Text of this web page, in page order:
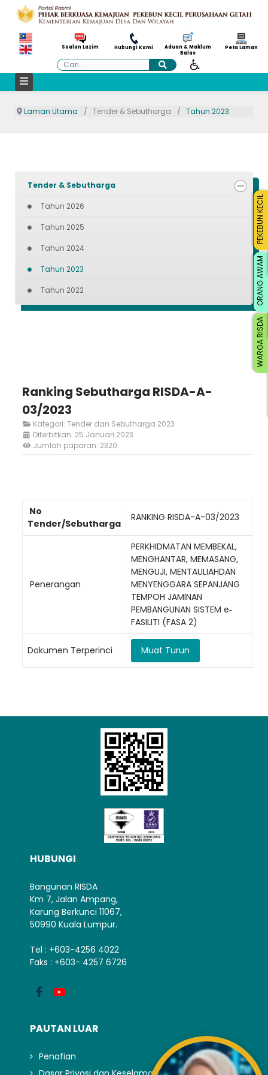
Soalan Lazim Hubungi Kami
Aduan & Maklum
Balas
Peta Laman
Cari
Laman Utama Tender & Sebutharga Tahun 2023
Tender & Sebutharga
Tahun 2026
Tahun 2025
Tahun 2024
Tahun 2023
Tahun 2022
Ranking Sebutharga RISDA-A-
03/2023
Kategori: Tender dan Sebutharga 2023
Diterbitkan: 25 Januari 2023
Jumlah paparan: 2320
No
Tender/Sebutharga
RANKING RISDA-A-03/2023
Penerangan
PERKHIDMATAN MEMBEKAL,
MENGHANTAR, MEMASANG,
MENGUJI, MENTAULIAHDAN
MENYENGGARA SEPANJANG
TEMPOH JAMINAN
PEMBANGUNAN SISTEM e‐
FASILITI (FASA 2)
Dokumen Terperinci Muat Turun
HUBUNGI
Bangunan RISDA
Km 7, Jalan Ampang,
Karung Berkunci 11067,
50990 Kuala Lumpur.
Tel : +603-4256 4022
Faks : +603- 4257 6726
PAUTAN LUAR
Penafian
Loading AiRIS...
WARGA RISDA
ORANG AWAM
PEKEBUN KECIL